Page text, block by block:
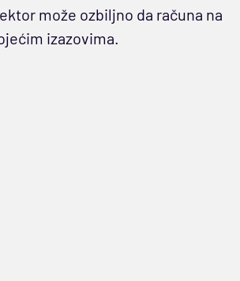
može ozbiljno da računa na
izazovima.